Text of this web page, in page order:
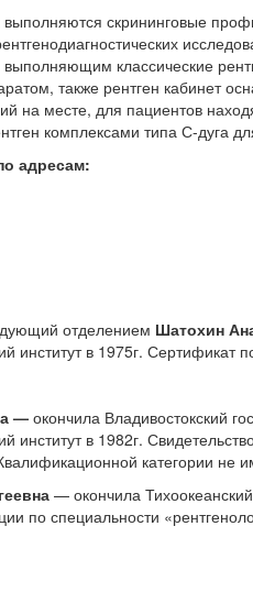
выполняются скрининговые
классические
также рентген кабинет
на месте, для пациентов
комплексами типа С-дуга
адресам:
отделением Шатохин
институт в 1975г. Сертификат
— окончила Владивостокский
институт в 1982г.
категории не
— окончила
по специальности